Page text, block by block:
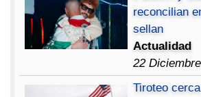
reconcilian
sellan
Actualidad
22
Tiroteo